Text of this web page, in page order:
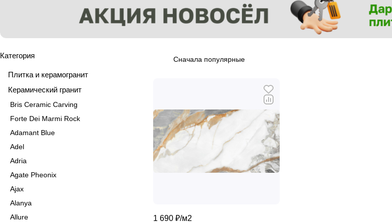
Сначала популярные
1 690 ₽/м2
Категория
Плитка и керамогранит
Керамический гранит
Bris Ceramic Carving
Forte Dei Marmi Rock
Adamant Blue
Adel
Adria
Agate Pheonix
Ajax
Alanya
Allure